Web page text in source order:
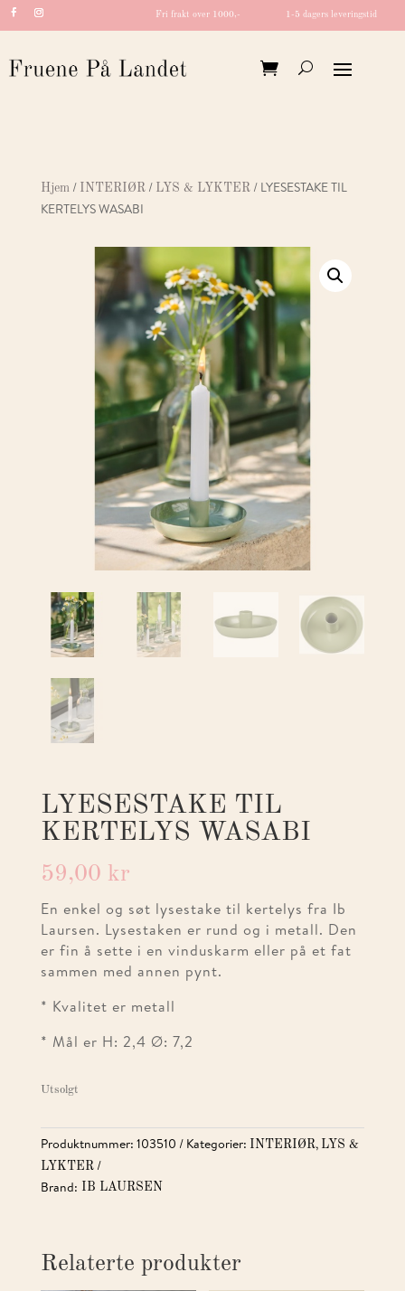
Fri frakt over 1000,- 1-5 dagers leveringstid
Hjem/ INTERIØR/ LYS & LYKTER/ LYESESTAKE TIL
KERTELYS WASABI
LYESESTAKE TIL
KERTELYS WASABI
59,00 kr
En enkel og søt lysestake til kertelys fra Ib
Laursen. Lysestaken er rund og i metall. Den
er fin å sette i en vinduskarm eller på et fat
sammen med annen pynt.
* Kvalitet er metall
* Mål er H: 2,4 Ø: 7,2
Utsolgt
Produktnummer: 103510 Kategorier: INTERIØR, LYS &
LYKTER
Brand: IB LAURSEN
Relaterte produkter